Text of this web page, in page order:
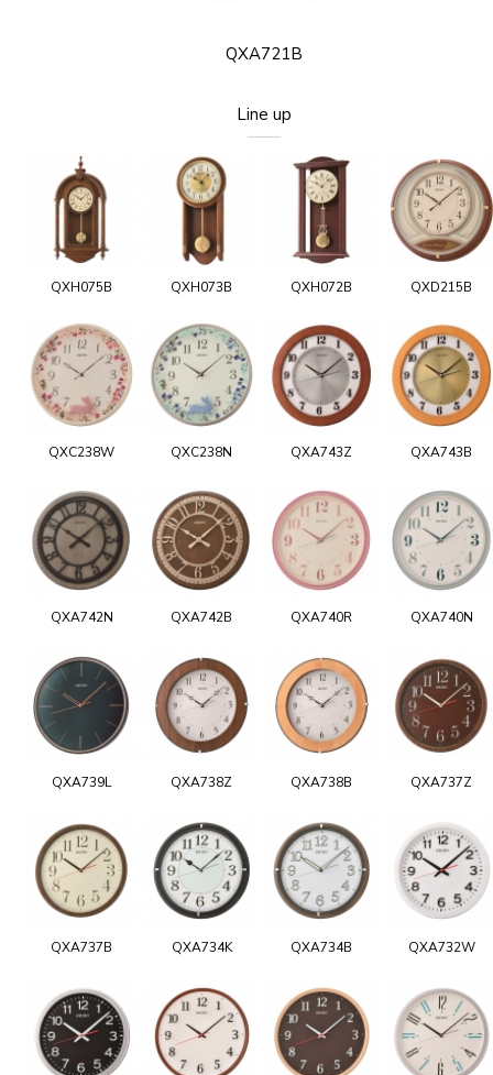
QXA721B
Line up
QXH075B QXH073B QXH072B QXD215B
QXC238W QXC238N QXA743Z QXA743B
QXA742N QXA742B QXA740R QXA740N
QXA739L QXA738Z QXA738B QXA737Z
QXA737B QXA734K QXA734B QXA732W